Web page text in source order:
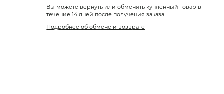
Вы можете вернуть или обменять купленный товар в
течение 14 дней после получения заказа
Подробнее об обмене и возврате